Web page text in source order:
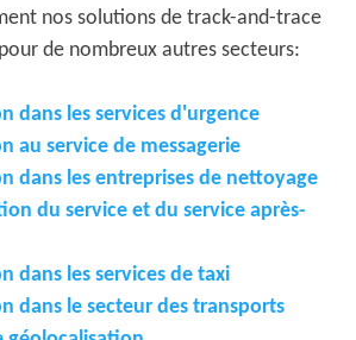
nos solutions de track-and-trace
de nombreux autres secteurs:
dans les services d'urgence
au service de messagerie
dans les entreprises de nettoyage
du service et du service après-
dans les services de taxi
dans le secteur des transports